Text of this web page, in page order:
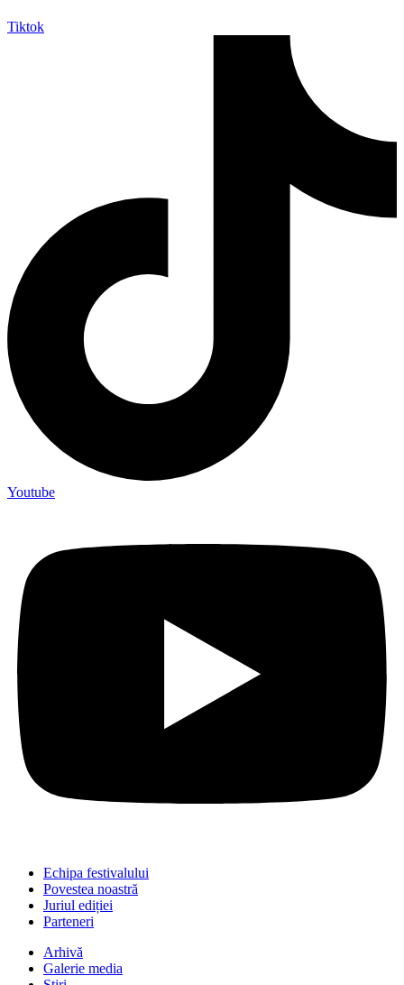
Tiktok
Youtube
Echipa festivalului
Povestea noastră
Juriul ediției
Parteneri
Arhivă
Galerie media